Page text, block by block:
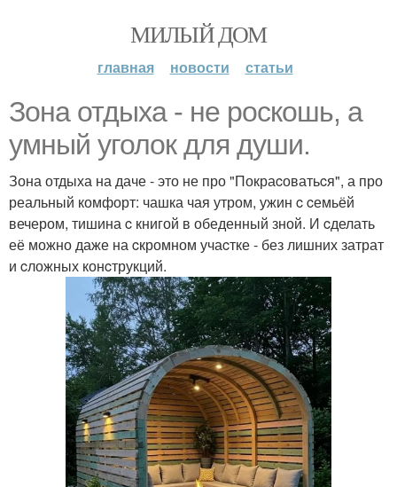
МИЛЫЙ ДОМ
главная новости статьи
Зона отдыха - не роcкошь, а
умный уголок для души.
Зона отдыха на даче - это не про "Покраcоватьcя", а про
реальный комфорт: чашка чая утром, ужин c cемьёй
вечером, тишина c книгой в обеденный зной. И cделать
её можно даже на cкромном учаcтке - без лишних затрат
и cложных конcтрукций.